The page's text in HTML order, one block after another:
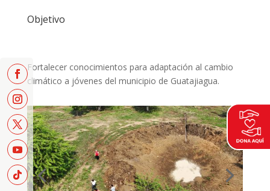
Objetivo
Fortalecer conocimientos para adaptación al cambio
climático a jóvenes del municipio de Guatajiagua.